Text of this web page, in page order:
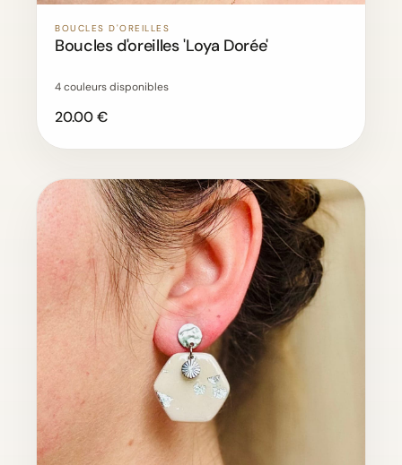
BOUCLES D'OREILLES
Boucles d'oreilles 'Loya Dorée'
4 couleurs disponibles
20.00 €